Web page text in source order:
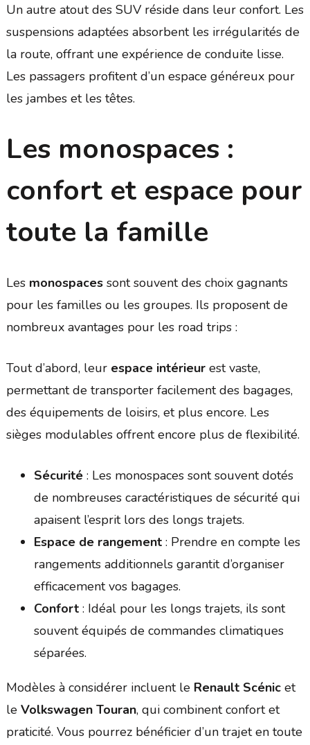
Un autre atout des SUV réside dans leur confort. Les
suspensions adaptées absorbent les irrégularités de
la route, offrant une expérience de conduite lisse.
Les passagers profitent d’un espace généreux pour
les jambes et les têtes.
Les monospaces :
confort et espace pour
toute la famille
Les monospacessont souvent des choix gagnants
pour les familles ou les groupes. Ils proposent de
nombreux avantages pour les road trips :
Tout d’abord, leur espace intérieurest vaste,
permettant de transporter facilement des bagages,
des équipements de loisirs, et plus encore. Les
sièges modulables offrent encore plus de flexibilité.
Sécurité: Les monospaces sont souvent dotés
de nombreuses caractéristiques de sécurité qui
apaisent l’esprit lors des longs trajets.
Espace de rangement: Prendre en compte les
rangements additionnels garantit d’organiser
efficacement vos bagages.
Confort: Idéal pour les longs trajets, ils sont
souvent équipés de commandes climatiques
séparées.
Modèles à considérer incluent le Renault Scénicet
le Volkswagen Touran, qui combinent confort et
praticité. Vous pourrez bénéficier d’un trajet en toute